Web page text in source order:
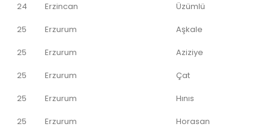
24
Erzincan
Üzümlü
25
Erzurum
Aşkale
25
Erzurum
Aziziye
25
Erzurum
Çat
25
Erzurum
Hınıs
25
Erzurum
Horasan